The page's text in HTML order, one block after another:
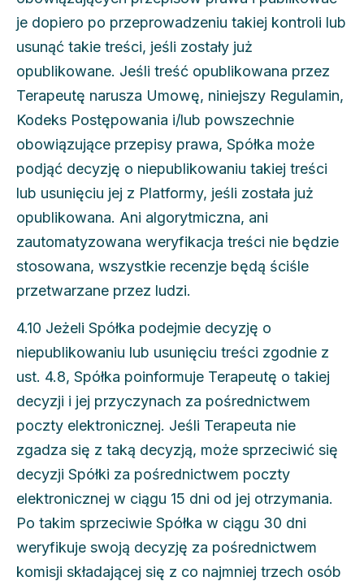
je dopiero po przeprowadzeniu takiej kontroli lub
usunąć takie treści, jeśli zostały już
opublikowane. Jeśli treść opublikowana przez
Terapeutę narusza Umowę, niniejszy Regulamin,
Kodeks Postępowania i/lub powszechnie
obowiązujące przepisy prawa, Spółka może
podjąć decyzję o niepublikowaniu takiej treści
lub usunięciu jej z Platformy, jeśli została już
opublikowana. Ani algorytmiczna, ani
zautomatyzowana weryfikacja treści nie będzie
stosowana, wszystkie recenzje będą ściśle
przetwarzane przez ludzi.
4.10 Jeżeli Spółka podejmie decyzję o
niepublikowaniu lub usunięciu treści zgodnie z
ust. 4.8, Spółka poinformuje Terapeutę o takiej
decyzji i jej przyczynach za pośrednictwem
poczty elektronicznej. Jeśli Terapeuta nie
zgadza się z taką decyzją, może sprzeciwić się
decyzji Spółki za pośrednictwem poczty
elektronicznej w ciągu 15 dni od jej otrzymania.
Po takim sprzeciwie Spółka w ciągu 30 dni
weryfikuje swoją decyzję za pośrednictwem
komisji składającej się z co najmniej trzech osób